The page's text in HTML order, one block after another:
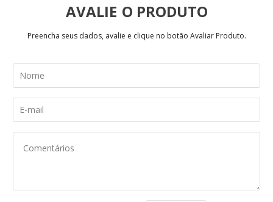
AVALIE
Preencha seus dados, avalie e clique no botão Avaliar Produto.